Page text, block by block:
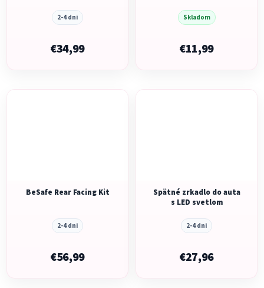
2-4 dni
€34,99
Skladom
€11,99
BeSafe Rear Facing Kit
2-4 dni
€56,99
Spätné zrkadlo do auta
s LED svetlom
2-4 dni
€27,96